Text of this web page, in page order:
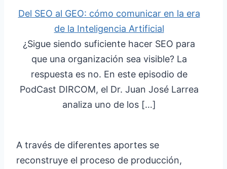
Del SEO al GEO: cómo comunicar en la era
de la Inteligencia Artificial
¿Sigue siendo suficiente hacer SEO para
que una organización sea visible? La
respuesta es no. En este episodio de
PodCast DIRCOM, el Dr. Juan José Larrea
analiza uno de los […]
A través de diferentes aportes se
reconstruye el proceso de producción,